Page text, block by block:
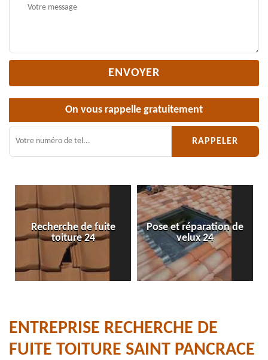
On vous rappelle gratuitement
Recherche de fuite
toiture 24
Pose et réparation de
velux 24
ENTREPRISE RECHERCHE DE
FUITE TOITURE SAINT PANCRACE